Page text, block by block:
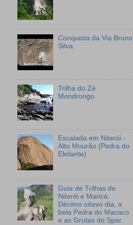
Conquista da Via Bruno
Silva
Trilha do Zé
Mondrongo
Escalada em Niterói -
Alto Mourão (Pedra do
Elefante)
Guia de Trilhas de
Niterói e Maricá:
Décimo oitavo dia, a
bela Pedra do Macaco
e as Grutas do Spar